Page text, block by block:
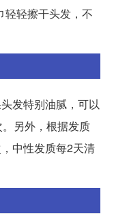
轻轻擦干头发，不
发特别油腻，可以
另外，根据发质
中性发质每2天清